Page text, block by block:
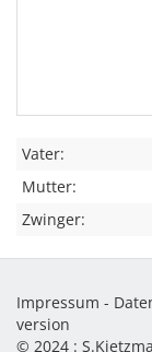
Vater:
Mutter:
Zwinger:
Impressum -
version
© 2024 :